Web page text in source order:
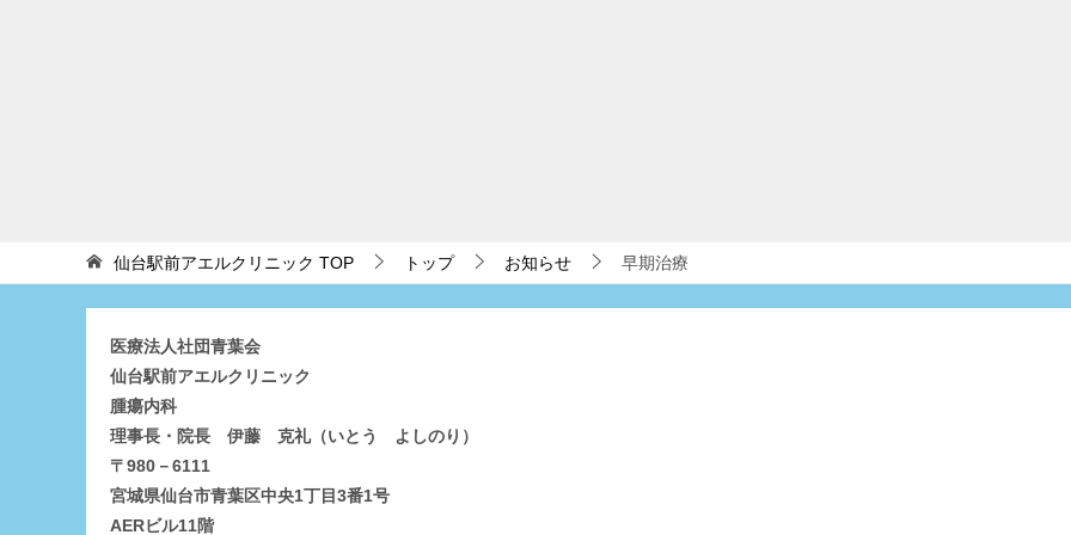
仙台駅前アエルクリニック TOP トップ お知らせ 早期治療
医療法人社団青葉会
仙台駅前アエルクリニック
腫瘍内科
理事長・院長 伊藤 克礼（いとう よしのり）
〒980－6111
宮城県仙台市青葉区中央1丁目3番1号
AERビル11階